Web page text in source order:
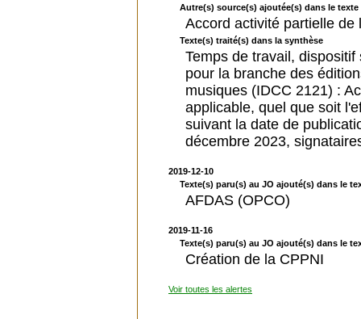
Autre(s) source(s) ajoutée(s) dans le
Accord activité partielle
Texte(s) traité(s) dans la synthèse
Temps de travail,
pour la branche des
musiques (IDCC 2121) :
applicable, quel que soit
suivant la date de
décembre 2023,
2019-12-10
Texte(s) paru(s) au JO ajouté(s) dans le
AFDAS (OPCO)
2019-11-16
Texte(s) paru(s) au JO ajouté(s) dans le
Création de la CPPNI
Voir toutes les alertes